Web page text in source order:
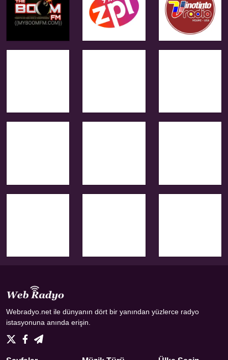
Webradyo.net ile dünyanın dört bir yanından yüzlerce radyo
istasyonuna anında erişin.